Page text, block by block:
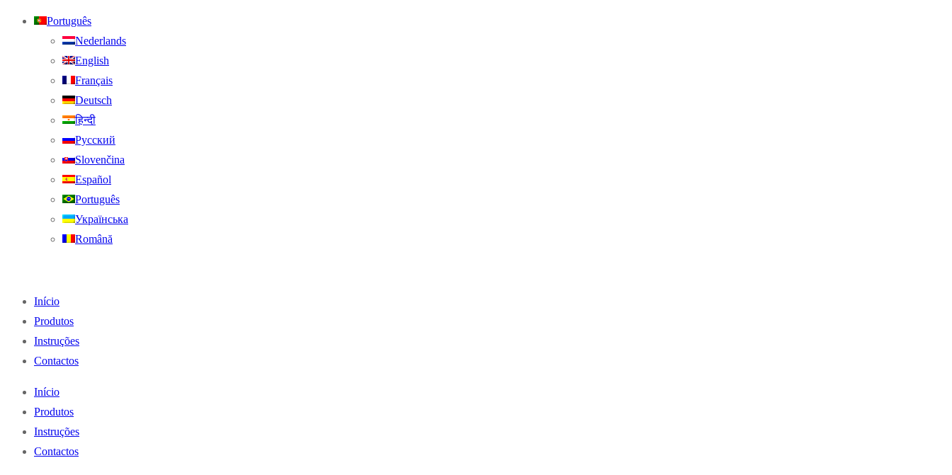
Português
Nederlands
English
Français
Deutsch
हिन्दी
Русский
Slovenčina
Español
Português
Українська
Română
Início
Produtos
Instruções
Contactos
Início
Produtos
Instruções
Contactos